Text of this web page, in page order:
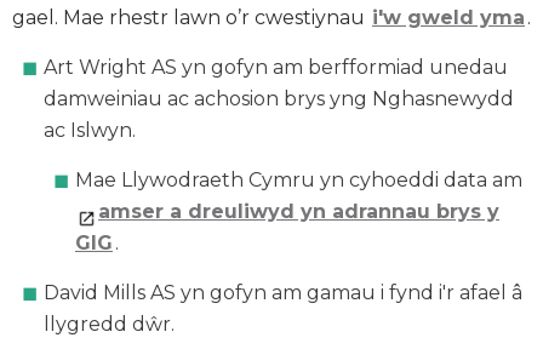
gael. Mae rhestr lawn o’r cwestiynau i'w gweld yma .
Art Wright AS yn gofyn am berfformiad unedau
damweiniau ac achosion brys yng Nghasnewydd
ac Islwyn.
Mae Llywodraeth Cymru yn cyhoeddi data am
amser a dreuliwyd yn adrannau brys y
GIG .
David Mills AS yn gofyn am gamau i fynd i'r afael â
llygredd dŵr.